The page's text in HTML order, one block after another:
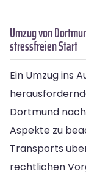
Umzug von
stressfreien Start
Ein Umzug ins
Dortmund
Aspekte zu
Transports
rechtlichen